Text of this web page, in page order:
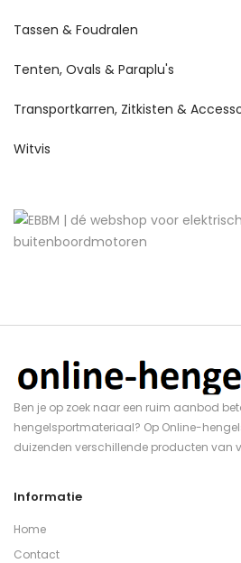
Tassen & Foudralen
Tenten, Ovals & Paraplu's
Transportkarren, Zitkisten &
Witvis
Ben je op zoek naar een ruim aanbod
hengelsportmateriaal? Op Online-
duizenden verschillende producten van
Informatie
Home
Contact